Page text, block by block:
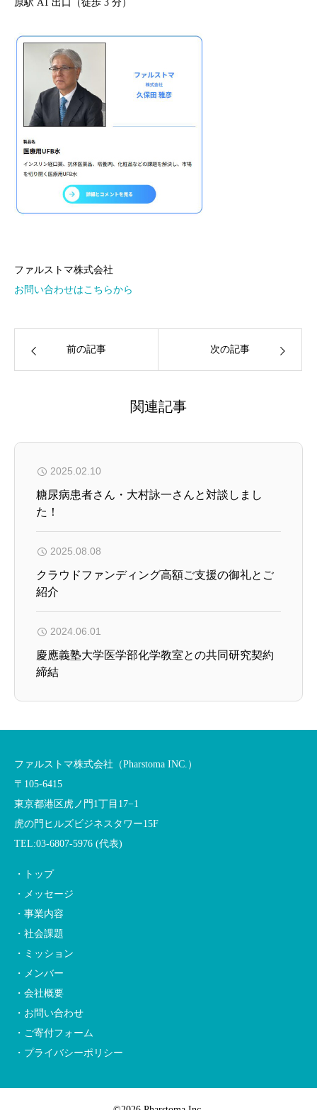
原駅 A1 出口（徒歩 3 分）
ファルストマ株式会社
お問い合わせはこちらから
前の記事 次の記事
関連記事
2025.02.10
糖尿病患者さん・大村詠一さんと対談しまし
た！
2025.08.08
クラウドファンディング高額ご支援の御礼とご
紹介
2024.06.01
慶應義塾大学医学部化学教室との共同研究契約
締結
ファルストマ株式会社（Pharstoma INC.）
〒105-6415
東京都港区虎ノ門1丁目17−1
虎の門ヒルズビジネスタワー15F
TEL:03-6807-5976 (代表)
・トップ
・メッセージ
・事業内容
・社会課題
・ミッション
・メンバー
・会社概要
・お問い合わせ
・ご寄付フォーム
・プライバシーポリシー